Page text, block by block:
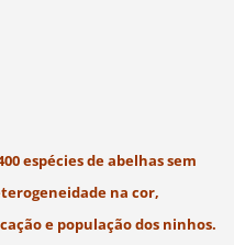
espécies de abelhas sem
na cor,
e população dos ninhos.